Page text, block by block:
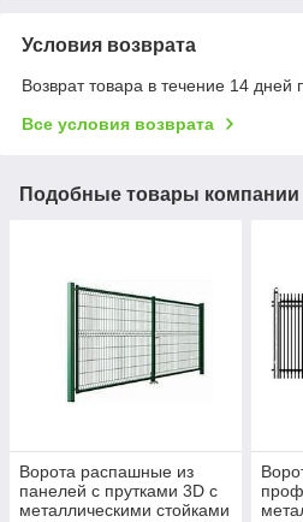
Условия возврата
Возврат товара в течение 14 дней
Все условия возврата
Подобные товары компании
Ворота распашные из
панелей с прутками 3D с
металлическими стойками